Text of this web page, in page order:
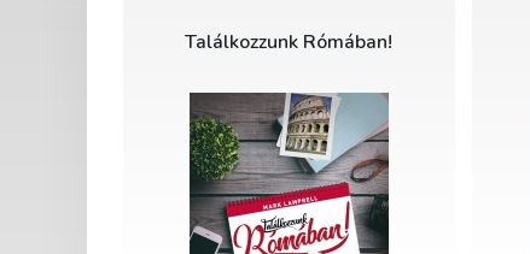
Találkozzunk Rómában!